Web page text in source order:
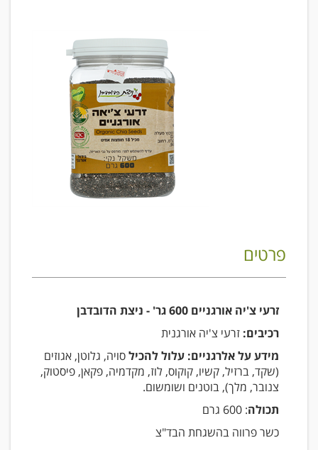
פרטים
זרעי צ'יה אורגניים 600 גר' - ניצת הדובדבן
רכיבים: זרעי צ'יה אורגנית
מידע על אלרגניים: עלול להכילסויה, גלוטן, אגוזים
(שקד, ברזיל, קשיו, קוקוס, לוז, מקדמיה, פקאן, פיסטוק,
צנובר, מלך), בוטנים ושומשום.
תכולה: 600 גרם
כשר פרווה בהשגחת הבד"צ